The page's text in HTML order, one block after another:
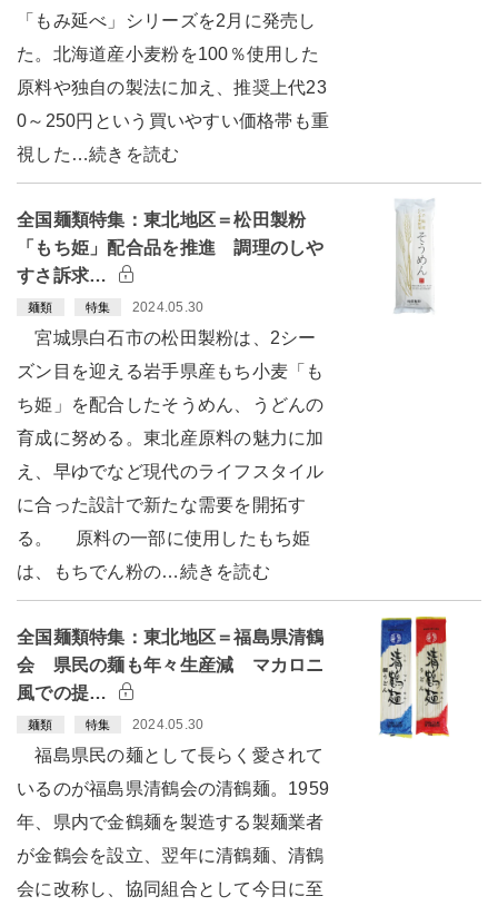
「もみ延べ」シリーズを2月に発売し
た。北海道産小麦粉を100％使用した
原料や独自の製法に加え、推奨上代23
0～250円という買いやすい価格帯も重
視した…続きを読む
全国麺類特集：東北地区＝松田製粉
「もち姫」配合品を推進 調理のしや
すさ訴求…
麺類 特集 2024.05.30
宮城県白石市の松田製粉は、2シー
ズン目を迎える岩手県産もち小麦「も
ち姫」を配合したそうめん、うどんの
育成に努める。東北産原料の魅力に加
え、早ゆでなど現代のライフスタイル
に合った設計で新たな需要を開拓す
る。 原料の一部に使用したもち姫
は、もちでん粉の…続きを読む
全国麺類特集：東北地区＝福島県清鶴
会 県民の麺も年々生産減 マカロニ
風での提…
麺類 特集 2024.05.30
福島県民の麺として長らく愛されて
いるのが福島県清鶴会の清鶴麺。1959
年、県内で金鶴麺を製造する製麺業者
が金鶴会を設立、翌年に清鶴麺、清鶴
会に改称し、協同組合として今日に至